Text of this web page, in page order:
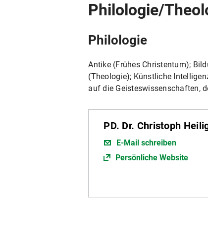
Philologie/
Philologie
Antike (Frühes Christentum);
(Theologie); Künstliche
auf die Geisteswissenschaften,
PD. Dr. Christoph
E-Mail schreiben
Persönliche Website